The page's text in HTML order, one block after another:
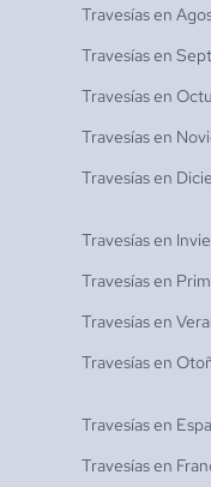
Travesías en
Travesías en
Travesías en
Travesías en
Travesías en
Travesías en
Travesías en
Travesías en
Travesías en
Travesías en
Travesías en